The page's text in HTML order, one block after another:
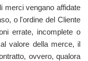
merci vengano affidate
o l'ordine del Cliente
errate, incomplete o
valore della merce, il
ovvero, qualora